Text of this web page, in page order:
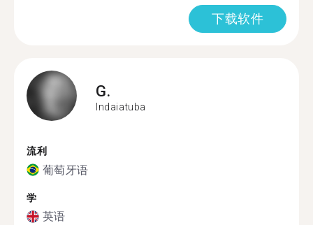
下载软件
G.
Indaiatuba
流利
葡萄牙语
学
英语